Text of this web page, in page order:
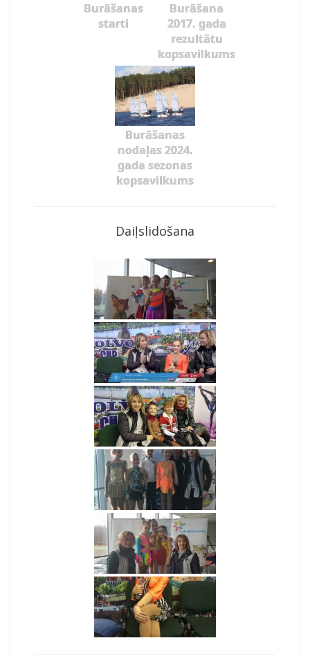
Burāšanas
starti
Burāšana
2017. gada
rezultātu
kopsavilkums
Burāšanas
nodaļas 2024.
gada sezonas
kopsavilkums
Daiļslidošana